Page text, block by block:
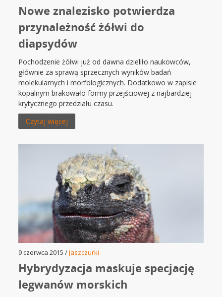
Nowe znalezisko potwierdza
przynależność żółwi do
diapsydów
Pochodzenie żółwi już od dawna dzieliło naukowców,
głównie za sprawą sprzecznych wyników badań
molekularnych i morfologicznych. Dodatkowo w zapisie
kopalnym brakowało formy przejściowej z najbardziej
krytycznego przedziału czasu.
Czytaj więcej
9 czerwca 2015 /Jaszczurki
Hybrydyzacja maskuje specjację
legwanów morskich